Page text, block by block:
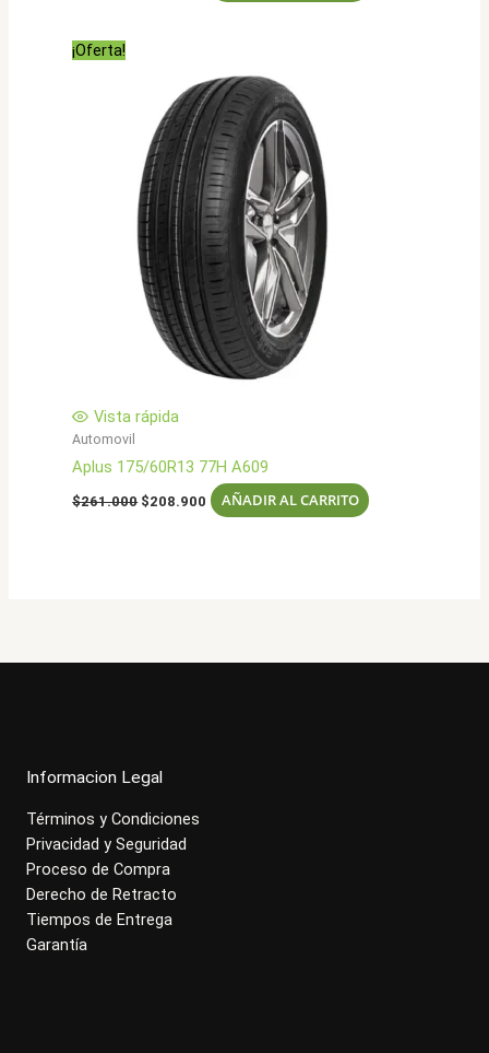
¡Oferta!
Vista rápida
Automovil
Aplus 175/60R13 77H A609
$261.000 El
$208.900 El
precio
AÑADIR AL CARRITO
Informacion Legal
Términos y Condiciones
Privacidad y Seguridad
Proceso de Compra
Derecho de Retracto
Tiempos de Entrega
Garantía